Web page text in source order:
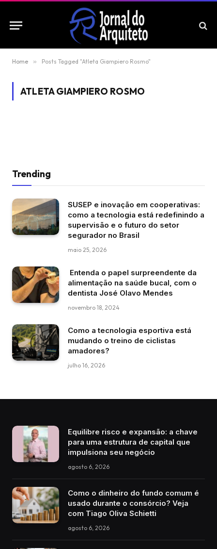
Home » Posts Tagged "Atleta Giampiero Rosmo"
ATLETA GIAMPIERO ROSMO
Trending
SUSEP e inovação em cooperativas:
como a tecnologia está redefinindo a
supervisão e o futuro do setor
segurador no Brasil
maio 25, 2026
Entenda o papel surpreendente da
alimentação na saúde bucal, com o
dentista José Olavo Mendes
novembro 18, 2024
Como a tecnologia esportiva está
mudando o treino de ciclistas
amadores?
julho 16, 2026
Equilibre risco e expansão: a chave
para uma estrutura de capital que
impulsiona seu negócio
agosto 6, 2026
Como o dinheiro do fundo comum é
usado durante o consórcio? Veja
com Tiago Oliva Schietti
agosto 6, 2026